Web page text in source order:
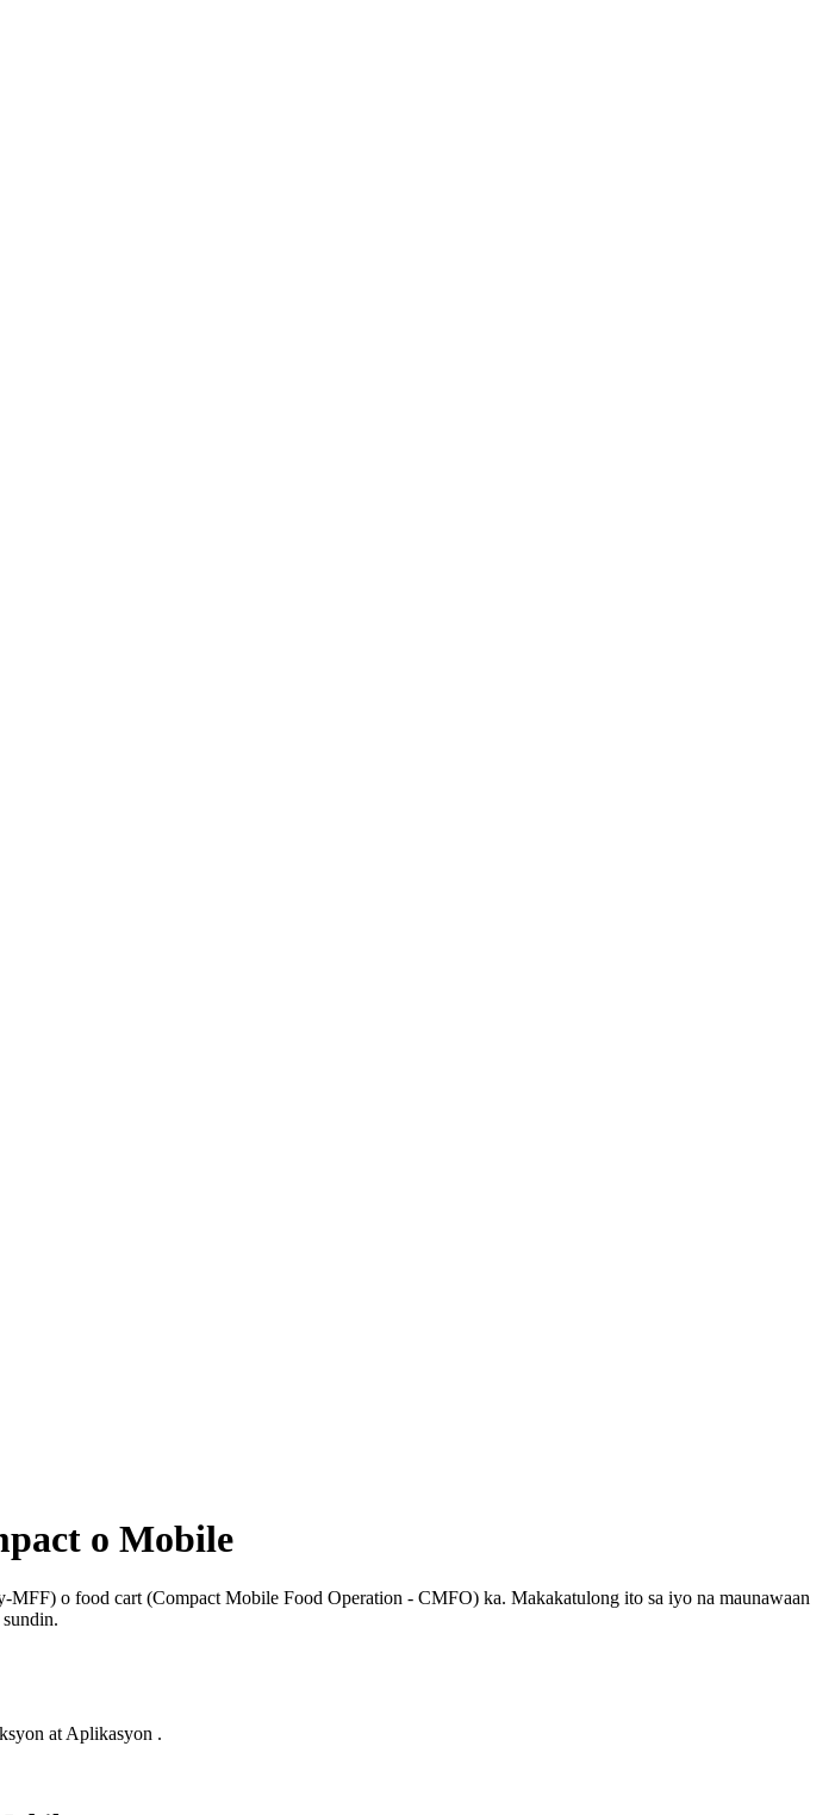
o Mobile
o food cart (Compact Mobile Food Operation - CMFO) ka. Makakatulong ito sa iyo na maunawaan
at Aplikasyon .